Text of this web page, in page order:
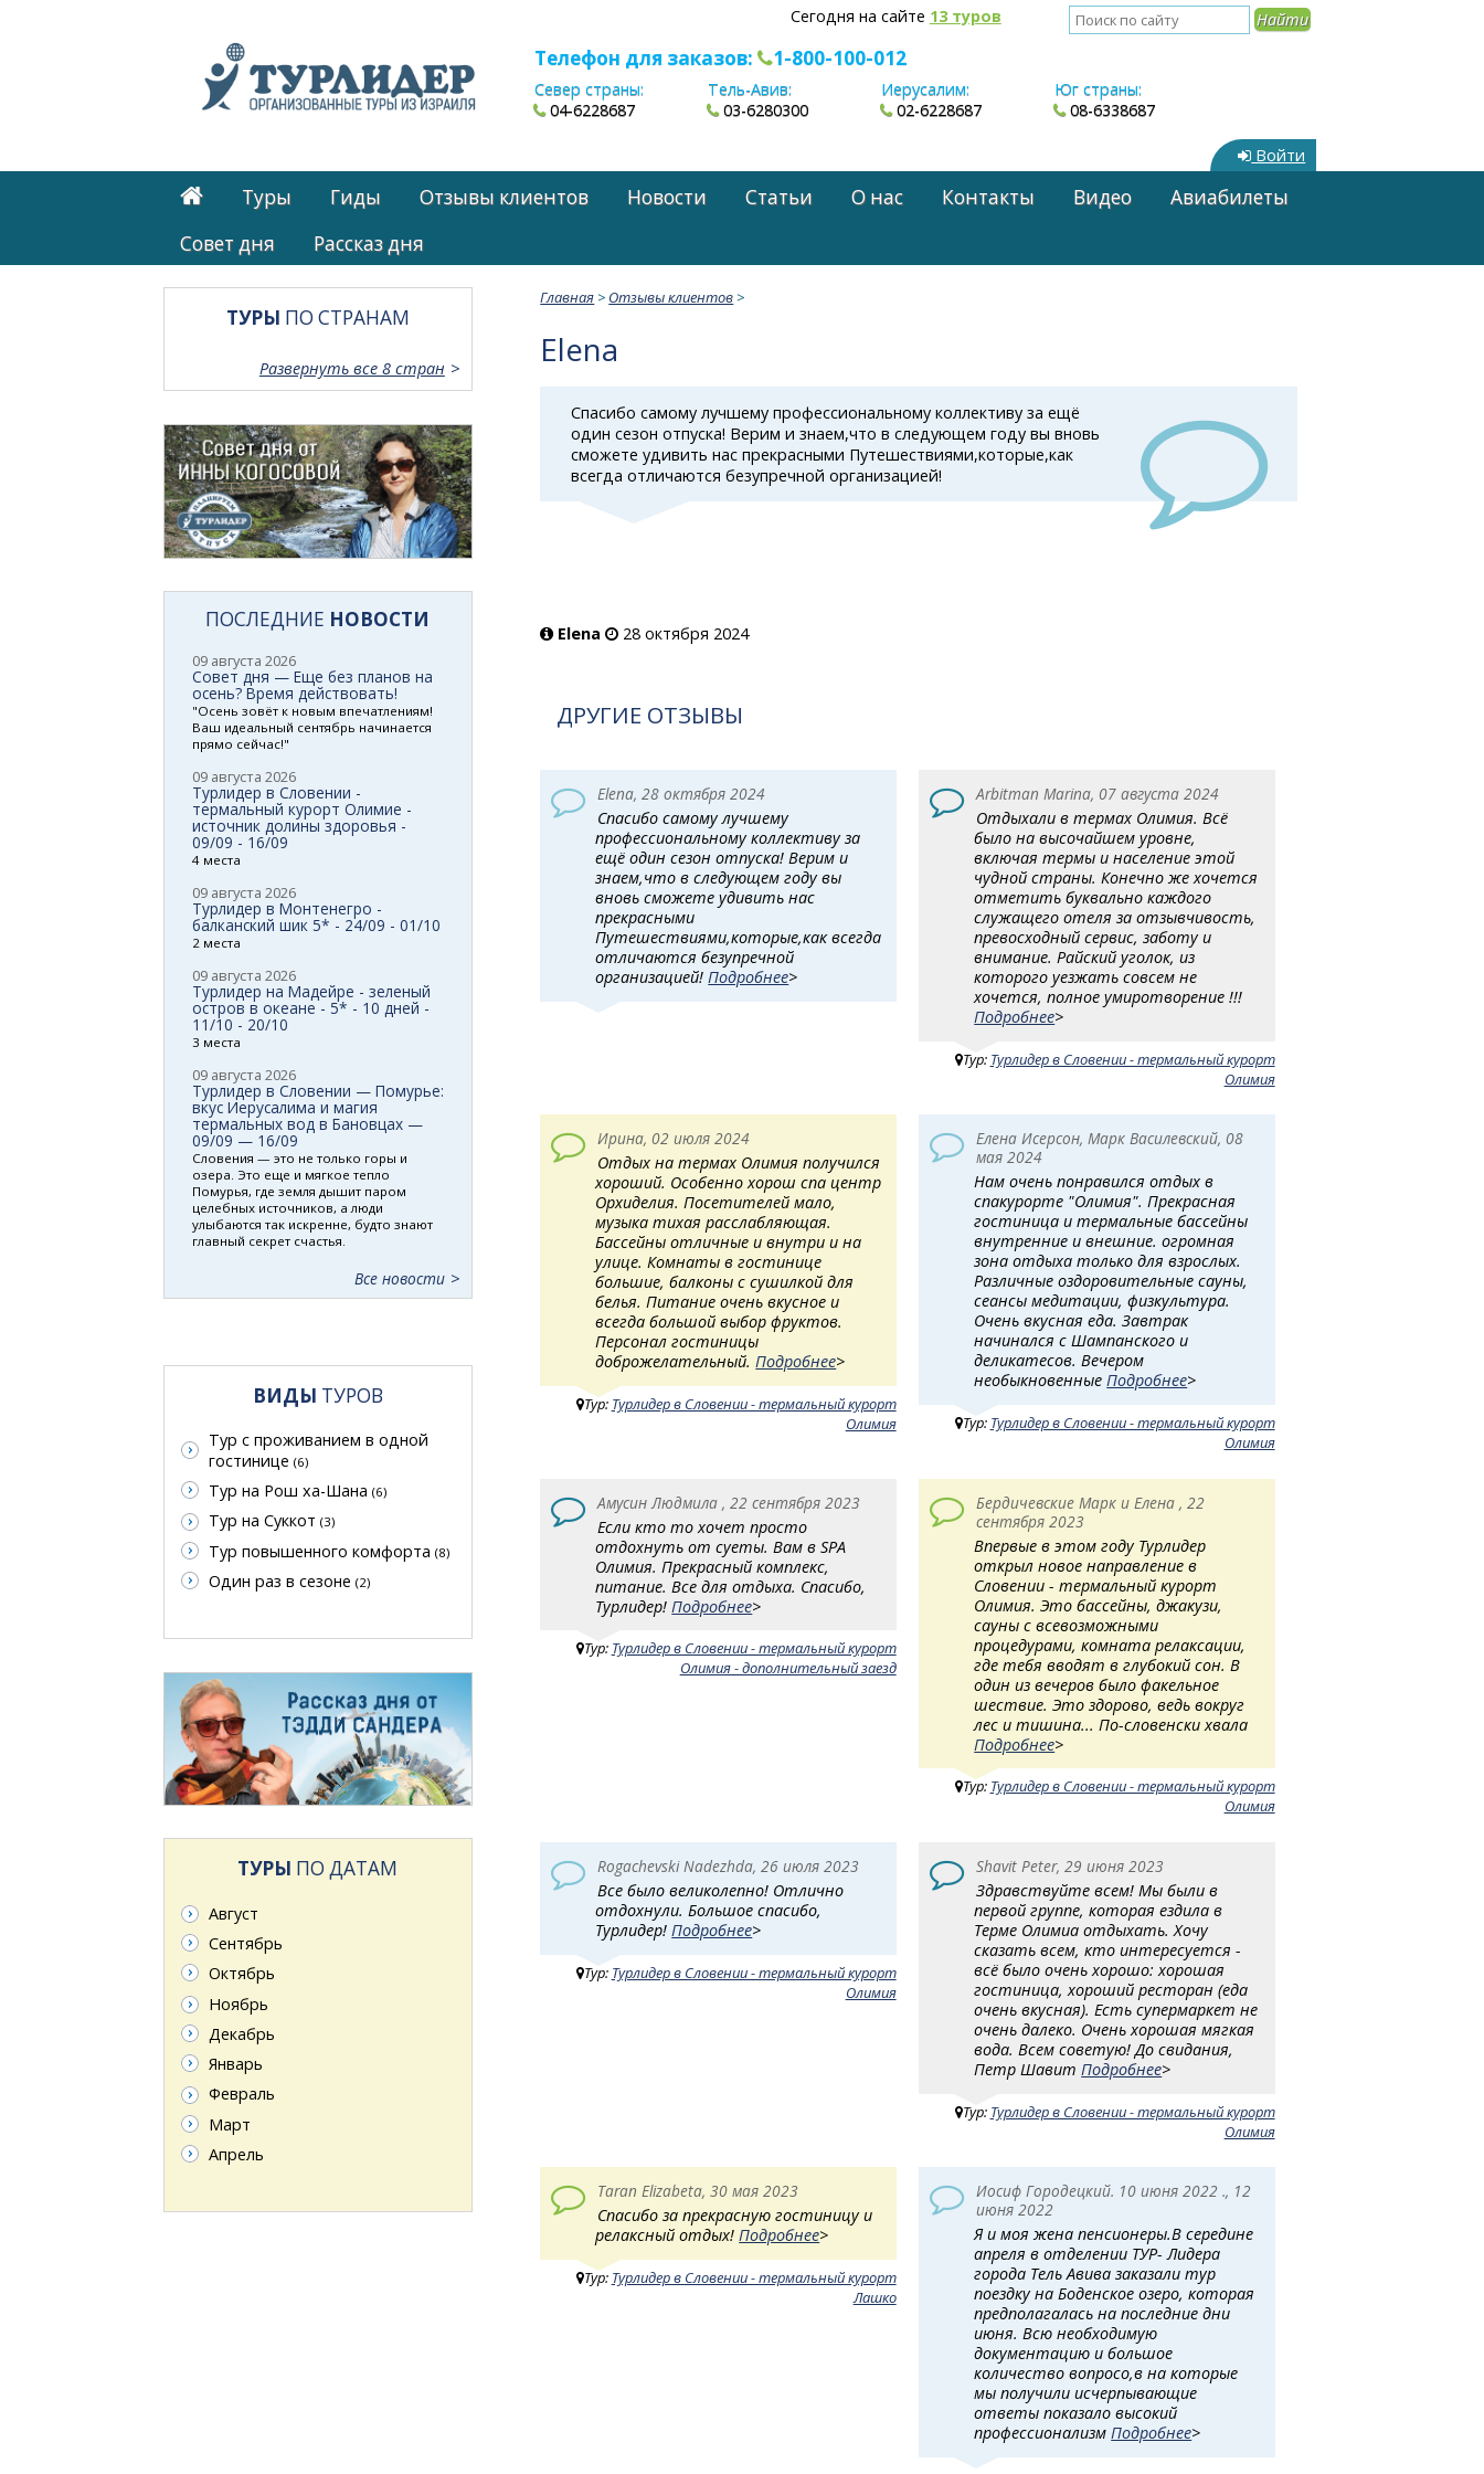
Сегодня на сайте 13 туров
Телефон для заказов: 1-800-100-012
Север страны:
04-6228687
Тель-Авив:
03-6280300
Иерусалим:
02-6228687
Юг страны:
08-6338687
Войти
Туры Гиды Отзывы клиентов Новости Статьи О нас Контакты Видео
Авиабилеты
Cовет дня
Рассказ дня
Главная > Отзывы клиентов >
Elena
Спасибо самому лучшему профессиональному коллективу за ещё
один сезон отпуска! Верим и знаем,что в следующем году вы вновь
сможете удивить нас прекрасными Путешествиями,которые,как
всегда отличаются безупречной организацией!
Elena 28 октября 2024
ДРУГИЕ ОТЗЫВЫ
Elena, 28 октября 2024
Спасибо самому лучшему
профессиональному коллективу за
ещё один сезон отпуска! Верим и
знаем,что в следующем году вы
вновь сможете удивить нас
прекрасными
Путешествиями,которые,как всегда
отличаются безупречной
организацией!Подробнее>
Arbitman Marina, 07 августа 2024
Отдыхали в термах Олимия. Всё
было на высочайшем уровне,
включая термы и население этой
чудной страны. Конечно же хочется
отметить буквально каждого
служащего отеля за отзывчивость,
превосходный сервис, заботу и
внимание. Райский уголок, из
которого уезжать совсем не
хочется, полное умиротворение !!!
Подробнее>
Тур: Турлидер в Словении - термальный курорт
Олимия
Ирина, 02 июля 2024
Отдых на термах Олимия получился
хороший. Особенно хорош спа центр
Орхиделия. Посетителей мало,
музыка тихая расслабляющая.
Бассейны отличные и внутри и на
улице. Комнаты в гостинице
большие, балконы с сушилкой для
белья. Питание очень вкусное и
всегда большой выбор фруктов.
Персонал гостиницы
доброжелательный.Подробнее>
Тур: Турлидер в Словении - термальный курорт
Олимия
Елена Исерсон, Марк Василевский, 08
мая 2024
Нам очень понравился отдых в
спакурорте "Олимия". Прекрасная
гостиница и термальные бассейны
внутренние и внешние. огромная
зона отдыха только для взрослых.
Различные оздоровительные сауны,
сеансы медитации, физкультура.
Очень вкусная еда. Завтрак
начинался с Шампанского и
деликатесов. Вечером
необыкновенныеПодробнее>
Тур: Турлидер в Словении - термальный курорт
Олимия
Амусин Людмила , 22 сентября 2023
Если кто то хочет просто
отдохнуть от суеты. Вам в SPA
Олимия. Прекрасный комплекс,
питание. Все для отдыха. Спасибо,
Турлидер! Подробнее>
Тур: Турлидер в Словении - термальный курорт
Олимия - дополнительный заезд
Бердичевские Марк и Елена , 22
сентября 2023
Впервые в этом году Турлидер
открыл новое направление в
Словении - термальный курорт
Олимия. Это бассейны, джакузи,
сауны с всевозможными
процедурами, комната релаксации,
где тебя вводят в глубокий сон. В
один из вечеров было факельное
шествие. Это здорово, ведь вокруг
лес и тишина... По-словенски хвала
Подробнее>
Тур: Турлидер в Словении - термальный курорт
Олимия
Rogachevski Nadezhda, 26 июля 2023
Все было великолепно! Отлично
отдохнули. Большое спасибо,
Турлидер!Подробнее>
Тур: Турлидер в Словении - термальный курорт
Олимия
Shavit Peter, 29 июня 2023
Здравствуйте всем! Мы были в
первой группе, которая ездила в
Терме Олимиа отдыхать. Хочу
сказать всем, кто интересуется -
всё было очень хорошо: хорошая
гостиница, хороший ресторан (еда
очень вкусная). Есть супермаркет не
очень далеко. Очень хорошая мягкая
вода. Всем советую! До свидания,
Петр ШавитПодробнее>
Тур: Турлидер в Словении - термальный курорт
Олимия
Taran Elizabeta, 30 мая 2023
Спасибо за прекрасную гостиницу и
релаксный отдых!Подробнее>
Тур: Турлидер в Словении - термальный курорт
Лашко
Иосиф Городецкий. 10 июня 2022 ., 12
июня 2022
Я и моя жена пенсионеры.В середине
апреля в отделении ТУР- Лидера
города Тель Авива заказали тур
поездку на Боденское озеро, которая
предполагалась на последние дни
июня. Всю необходимую
документацию и большое
количество вопросо,в на которые
мы получили исчерпывающие
ответы показало высокий
профессионализмПодробнее>
ТУРЫ ПО СТРАНАМ
Развернуть все 8 стран
ПОСЛЕДНИЕ НОВОСТИ
09 августа 2026
Совет дня — Еще без планов на
осень? Время действовать!
"Осень зовёт к новым впечатлениям!
Ваш идеальный сентябрь начинается
прямо сейчас!"
09 августа 2026
Турлидер в Словении -
термальный курорт Олимие -
источник долины здоровья -
09/09 - 16/09
4 места
09 августа 2026
Турлидер в Монтенегро -
балканский шик 5* - 24/09 - 01/10
2 места
09 августа 2026
Турлидер на Мадейре - зеленый
остров в океане - 5* - 10 дней -
11/10 - 20/10
3 места
09 августа 2026
Турлидер в Словении — Помурье:
вкус Иерусалима и магия
термальных вод в Бановцах —
09/09 — 16/09
Словения — это не только горы и
озера. Это еще и мягкое тепло
Помурья, где земля дышит паром
целебных источников, а люди
улыбаются так искренне, будто знают
главный секрет счастья.
Все новости
ВИДЫ ТУРОВ
Тур с проживанием в одной
гостинице (6)
Тур на Рош ха-Шана (6)
Тур на Суккот (3)
Тур повышенного комфорта (8)
Один раз в сезоне (2)
ТУРЫ ПО ДАТАМ
Август
Сентябрь
Октябрь
Ноябрь
Декабрь
Январь
Февраль
Март
Апрель